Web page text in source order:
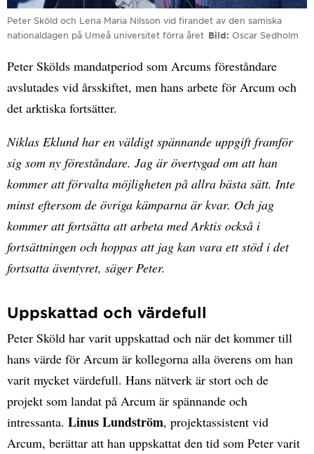
Peter Sköld och Lena Maria Nilsson vid firandet av den samiska
nationaldagen på Umeå universitet förra året Bild Oscar Sedholm
Peter Skölds mandatperiod som Arcums föreståndare
avslutades vid årsskiftet, men hans arbete för Arcum och
det arktiska fortsätter.
Niklas Eklund har en väldigt spännande uppgift framför
sig som ny föreståndare. Jag är övertygad om att han
kommer att förvalta möjligheten på allra bästa sätt. Inte
minst eftersom de övriga kämparna är kvar. Och jag
kommer att fortsätta att arbeta med Arktis också i
fortsättningen och hoppas att jag kan vara ett stöd i det
fortsatta äventyret, säger Peter.
Uppskattad och värdefull
Peter Sköld har varit uppskattad och när det kommer till
hans värde för Arcum är kollegorna alla överens om han
varit mycket värdefull. Hans nätverk är stort och de
projekt som landat på Arcum är spännande och
intressanta. Linus Lundström, projektassistent vid
Arcum, berättar att han uppskattat den tid som Peter varit